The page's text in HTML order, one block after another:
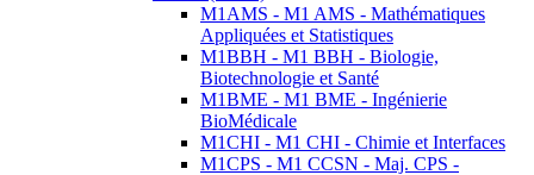
M1AMS - M1 AMS - Mathématiques
Appliquées et Statistiques
M1BBH - M1 BBH - Biologie,
Biotechnologie et Santé
M1BME - M1 BME - Ingénierie
BioMédicale
M1CHI - M1 CHI - Chimie et Interfaces
M1CPS - M1 CCSN - Maj. CPS -